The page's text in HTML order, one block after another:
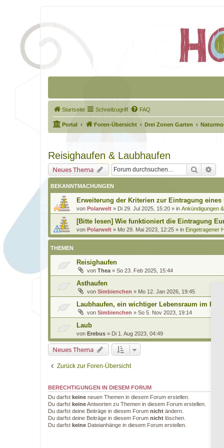
Startseite Schnellzugriff FAQ
Portal Foren-Übersicht Drei Zonen Garten
Reisighaufen & Laubhaufen
Neues Thema Suche
BEKANNTMACHUNGEN
Erweiterung der Kriterien zur Eintragung eines
von Polarwelt » Di 29. Jul 2025, 15:20 » in Ankündigungen
[Bitte lesen] Wie funktioniert die Eintragung
von Polarwelt » Mo 29. Mai 2023, 12:25 » in Eingetragener
THEMEN
Reisighaufen
von Thea » So 23. Feb 2025, 15:44
Asthaufen
von Simbienchen » Mo 12. Jan 2026, 19:45
Laubhaufen, ein wichtiger Lebensraum im
von Simbienchen » So 5. Nov 2023, 19:14
Laub
von Erebus » Di 1. Aug 2023, 04:49
Neues Thema
Zurück zur Foren-Übersicht
BERECHTIGUNGEN IN DIESEM FORUM
Du darfst keine neuen Themen in diesem Forum erstellen.
Du darfst keineAntworten zu Themen in diesem Forum erstellen.
Du darfst deine Beiträge in diesem Forum nicht ändern.
Du darfst deine Beiträge in diesem Forum nicht löschen.
Du darfst keine Dateianhänge in diesem Forum erstellen.